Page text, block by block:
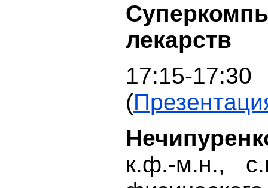
лекарств
17:15-17:30
(
к.ф.-м.н.,